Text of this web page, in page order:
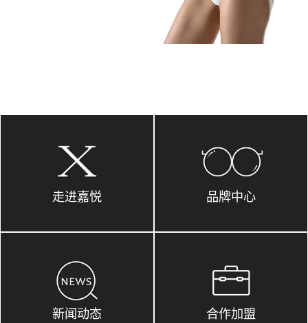
走进嘉悦 品牌中心
新闻动态 合作加盟